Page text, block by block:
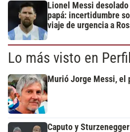
Lionel Messi
papá: incertidumbre
viaje de urgencia a
Lo más visto en Perfil
Murió Jorge Messi, el
Caputo y